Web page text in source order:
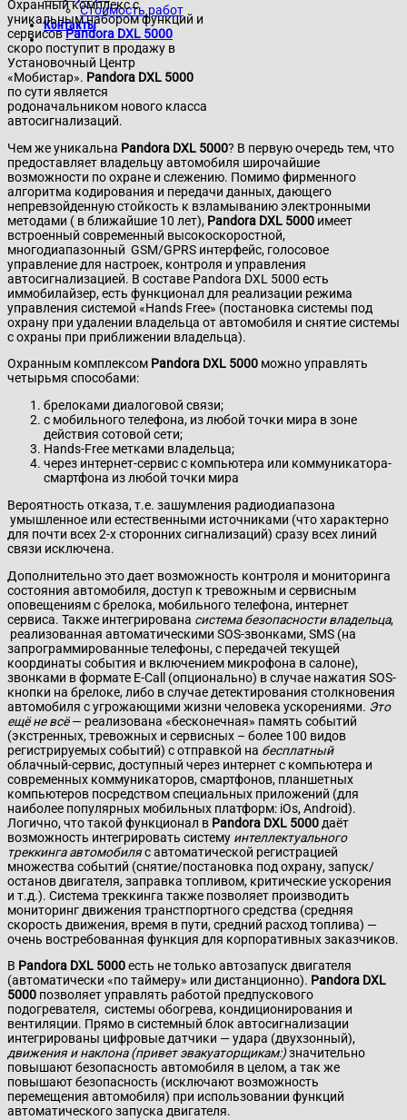
Стоимость работ
Контакты
Охранный комплекс с
уникальным набором функций и
сервисовPandora DXL 5000
скоро поступит в продажу в
Установочный Центр
«Мобистар». Pandora DXL 5000
по сути является
родоначальником нового класса
автосигнализаций.
Чем же уникальна Pandora DXL 5000? В первую очередь тем, что
предоставляет владельцу автомобиля широчайшие
возможности по охране и слежению. Помимо фирменного
алгоритма кодирования и передачи данных, дающего
непревзойденную стойкость к взламыванию электронными
методами ( в ближайшие 10 лет), Pandora DXL 5000 имеет
встроенный современный высокоскоростной,
многодиапазонный GSM/GPRS интерфейс, голосовое
управление для настроек, контроля и управления
автосигнализацией. В составе Pandora DXL 5000 есть
иммобилайзер, есть функционал для реализации режима
управления системой «Hands Free» (постановка системы под
охрану при удалении владельца от автомобиля и снятие системы
с охраны при приближении владельца).
Охранным комплексом Pandora DXL 5000 можно управлять
четырьмя способами:
брелоками диалоговой связи;
с мобильного телефона, из любой точки мира в зоне
действия сотовой сети;
Hands-Free метками владельца;
через интернет-сервис с компьютера или коммуникатора-
смартфона из любой точки мира
Вероятность отказа, т.е. зашумления радиодиапазона
умышленное или естественными источниками (что характерно
для почти всех 2-х сторонних сигнализаций) сразу всех линий
связи исключена.
Дополнительно это дает возможность контроля и мониторинга
состояния автомобиля, доступ к тревожным и сервисным
оповещениям с брелока, мобильного телефона, интернет
сервиса. Также интегрирована система безопасности владельца,
реализованная автоматическими SOS-звонками, SMS (на
запрограммированные телефоны, с передачей текущей
координаты события и включением микрофона в салоне),
звонками в формате E-Call (опционально) в случае нажатия SOS-
кнопки на брелоке, либо в случае детектирования столкновения
автомобиля с угрожающими жизни человека ускорениями. Это
ещё не всё— реализована «бесконечная» память событий
(экстренных, тревожных и сервисных – более 100 видов
регистрируемых событий) с отправкой на бесплатный
облачный-сервис, доступный через интернет c компьютера и
современных коммуникаторов, смартфонов, планшетных
компьютеров посредством специальных приложений (для
наиболее популярных мобильных платформ: iOs, Android).
Логично, что такой функционал в Pandora DXL 5000 даёт
возможность интегрировать систему интеллектуального
треккинга автомобиляс автоматической регистрацией
множества событий (снятие/постановка под охрану, запуск/
останов двигателя, заправка топливом, критические ускорения
и т.д.). Система треккинга также позволяет производить
мониторинг движения транстпортного средства (средняя
скорость движения, время в пути, средний расход топлива) —
очень востребованная функция для корпоративных заказчиков.
В Pandora DXL 5000есть не только автозапуск двигателя
(автоматически «по таймеру» или дистанционно). Pandora DXL
5000 позволяет управлять работой предпускового
подогревателя, системы обогрева, кондиционирования и
вентиляции. Прямо в системный блок автосигнализации
интегрированы цифровые датчики — удара (двухзонный),
движения и наклона (привет эвакуаторщикам:)значительно
повышают безопасность автомобиля в целом, а так же
повышают безопасность (исключают возможность
перемещения автомобиля) при использовании функций
автоматического запуска двигателя.